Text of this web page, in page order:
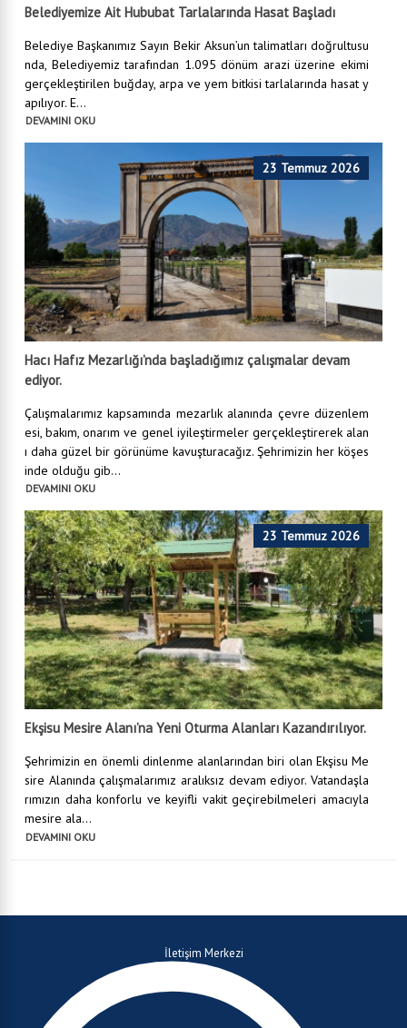
Belediyemize Ait Hububat Tarlalarında Hasat Başladı
Belediye Başkanımız Sayın Bekir Aksun’un talimatları doğrultusu
nda, Belediyemiz tarafından 1.095 dönüm arazi üzerine ekimi
gerçekleştirilen buğday, arpa ve yem bitkisi tarlalarında hasat y
apılıyor. E...
DEVAMINI OKU
23 Temmuz 2026
Hacı Hafız Mezarlığı’nda başladığımız çalışmalar devam
ediyor.
Çalışmalarımız kapsamında mezarlık alanında çevre düzenlem
esi, bakım, onarım ve genel iyileştirmeler gerçekleştirerek alan
ı daha güzel bir görünüme kavuşturacağız. Şehrimizin her köşes
inde olduğu gib...
DEVAMINI OKU
23 Temmuz 2026
Ekşisu Mesire Alanı’na Yeni Oturma Alanları Kazandırılıyor.
Şehrimizin en önemli dinlenme alanlarından biri olan Ekşisu Me
sire Alanında çalışmalarımız aralıksız devam ediyor. Vatandaşla
rımızın daha konforlu ve keyifli vakit geçirebilmeleri amacıyla
mesire ala...
DEVAMINI OKU
İletişim Merkezi